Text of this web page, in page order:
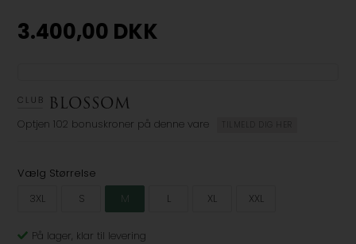
3.400,00 DKK
Optjen 102 bonuskroner på denne vare TILMELD DIG HER
Vælg Størrelse
3XL
S M L XL XXL
På lager, klar til levering